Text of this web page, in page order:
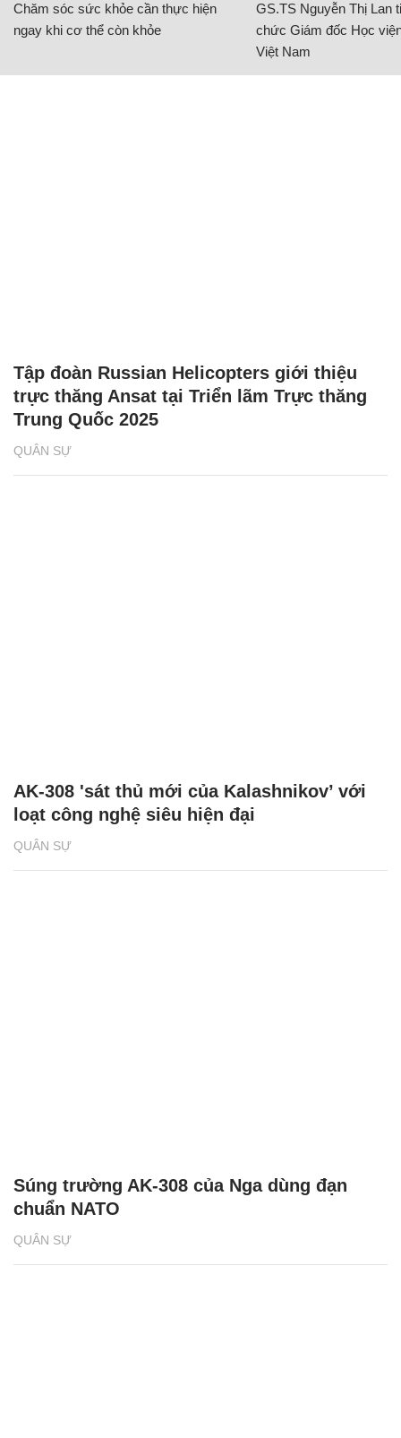
Chăm sóc sức khỏe cần thực hiện
ngay khi cơ thể còn khỏe
GS.TS Nguyễn Thị Lan
chức Giám đốc Học
Việt Nam
QUÂN SỰ
Tập đoàn Russian Helicopters giới thiệu
trực thăng Ansat tại Triển lãm Trực thăng
Trung Quốc 2025
QUÂN SỰ
AK-308 'sát thủ mới của Kalashnikov’ với
loạt công nghệ siêu hiện đại
QUÂN SỰ
Súng trường AK-308 của Nga dùng đạn
chuẩn NATO